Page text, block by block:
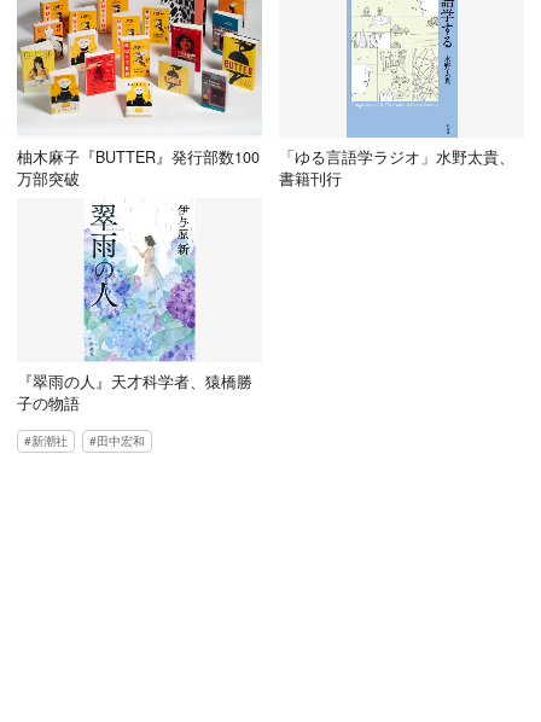
柚木麻子『BUTTER』発行部数100
万部突破
「ゆる言語学ラジオ」水野太貴、
書籍刊行
『翠雨の人』天才科学者、猿橋勝
子の物語
新潮社 田中宏和